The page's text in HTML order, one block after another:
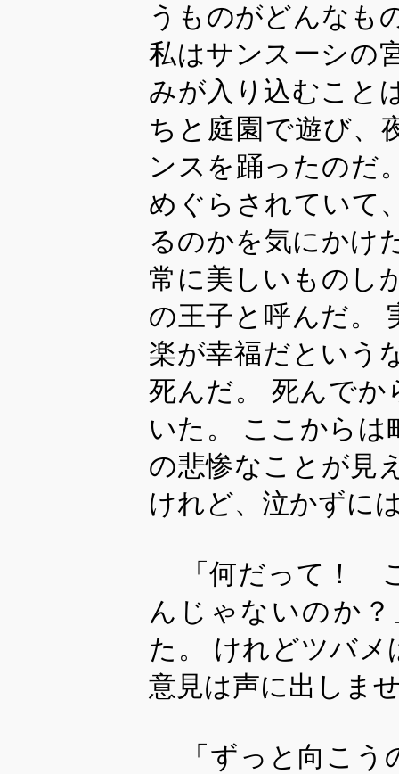
うものがどんなも
私はサンスーシの
みが入り込むこと
ちと庭園で遊び、
ンスを踊ったのだ
めぐらされていて
るのかを気にかけ
常に美しいものし
の王子と呼んだ。
楽が幸福だという
死んだ。 死んでか
いた。 ここからは
の悲惨なことが見
けれど、泣かずに
「何だって！
んじゃないのか
た。 けれどツバメ
意見は声に出しま
「ずっと向こ